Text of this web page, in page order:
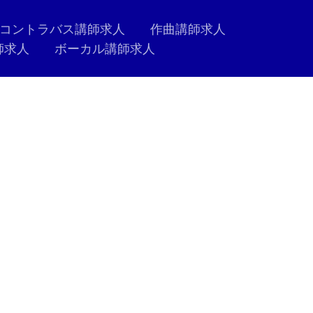
コントラバス講師求人
作曲講師求人
人
ボーカル講師求人